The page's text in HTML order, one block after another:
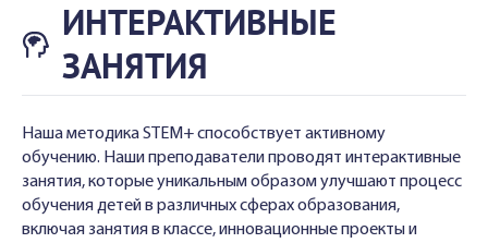
ИНТЕРАКТИВНЫЕ
ЗАНЯТИЯ
Наша методика STEM+ способствует активному
обучению. Наши преподаватели проводят интерактивные
занятия, которые уникальным образом улучшают процесс
обучения детей в различных сферах образования,
включая занятия в классе, инновационные проекты и